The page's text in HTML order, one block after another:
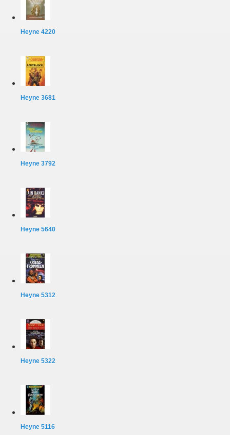
Heyne 4220
Heyne 3681
Heyne 3792
Heyne 5640
Heyne 5312
Heyne 5322
Heyne 5116